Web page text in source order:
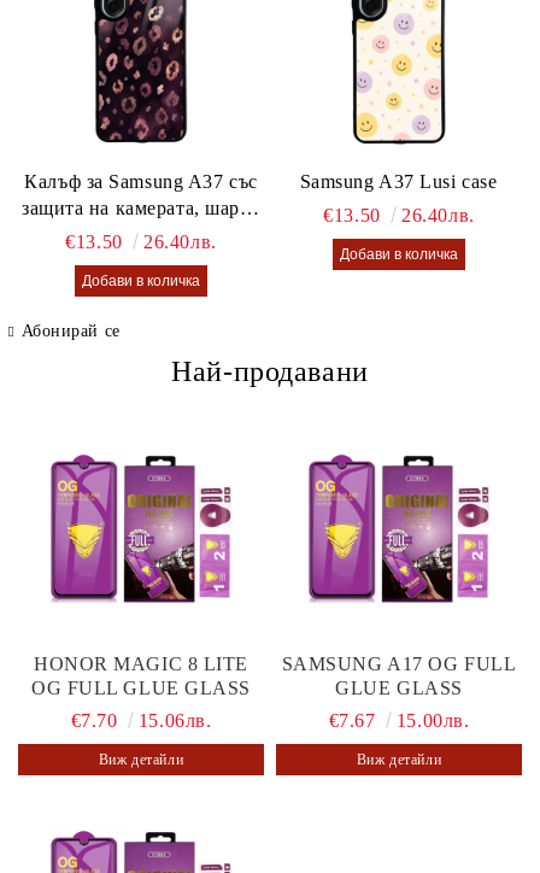
Калъф за Samsung A37 със
защита на камерата, шарен
калъф Lusi case
€13.50 26.40лв.
Samsung A37 Lusi case
€13.50
26.40лв.
Абонирай се
Най-продавани
HONOR MAGIC 8 LITE
OG FULL GLUE GLASS
€7.70
15.06лв.
Виж детайли
SAMSUNG A17 OG FULL
GLUE GLASS
€7.67
15.00лв.
Виж детайли